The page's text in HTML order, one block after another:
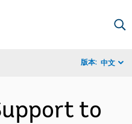
版本: 中文
to